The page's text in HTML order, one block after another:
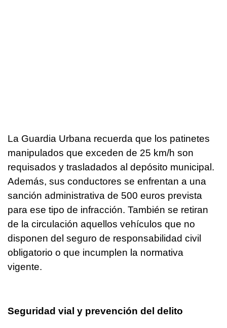
La Guardia Urbana recuerda que los patinetes
manipulados que exceden de 25 km/h son
requisados ​​y trasladados al depósito municipal.
Además, sus conductores se enfrentan a una
sanción administrativa de 500 euros prevista
para ese tipo de infracción. También se retiran
de la circulación aquellos vehículos que no
disponen del seguro de responsabilidad civil
obligatorio o que incumplen la normativa
vigente.
Seguridad vial y prevención del delito